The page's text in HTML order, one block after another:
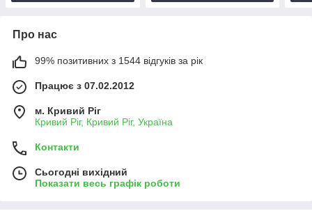
Про нас
99% позитивних з 1544 відгуків за рік
Працює з 07.02.2012
м. Кривий Ріг
Кривий Ріг, Кривий Ріг, Україна
Контакти
Сьогодні вихідний
Показати весь графік роботи